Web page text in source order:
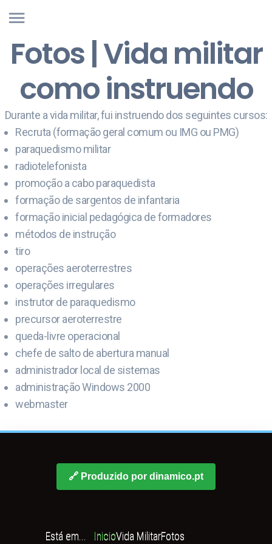
Fotos | Vida militar
como instruendo
Durante a vida militar, fui instruendo dos seguintes cursos:
Recruta (formação geral comum ou IMG ou PMG)
paraquedismo militar
radiotelefonista
promoção a cabo paraquedista
formação de sargentos de infantaria
formação inicial pedagógica de formadores
métodos de instrução
tiro
operações aeroterrestres
operações irregulares
instrutor de paraquedismo
precursor aeroterrestre
queda-livre operacional
chefe de salto de abertura manual
administrador local de sistemas
administração Windows 2000
webmaster
🔗 Produzido por dinamico.pt
Está em... InicioVida MilitarFotos